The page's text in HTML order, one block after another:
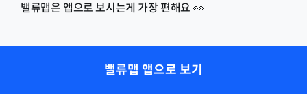
밸류맵은 앱으로 보시는게 가장 편해요 👀
밸류맵 앱으로 보기